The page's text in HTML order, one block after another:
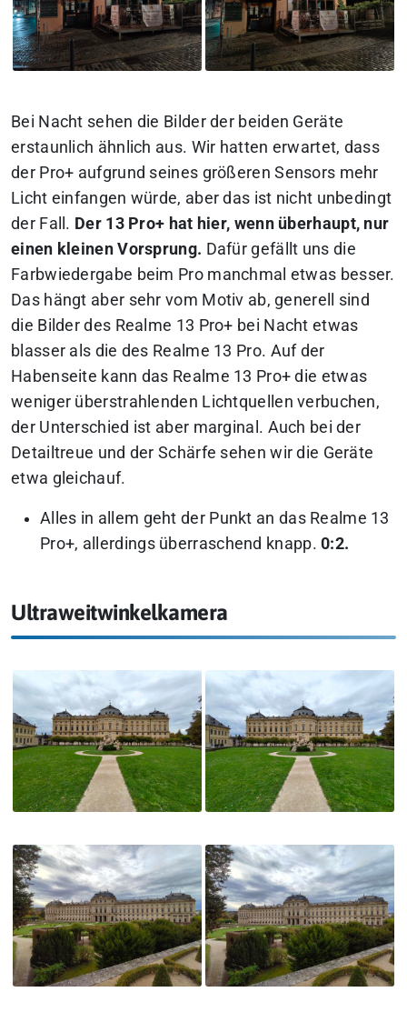
Bei Nacht sehen die Bilder der beiden Geräte
erstaunlich ähnlich aus. Wir hatten erwartet, dass
der Pro+ aufgrund seines größeren Sensors mehr
Licht einfangen würde, aber das ist nicht unbedingt
der Fall. Der 13 Pro+ hat hier, wenn überhaupt, nur
einen kleinen Vorsprung. Dafür gefällt uns die
Farbwiedergabe beim Pro manchmal etwas besser.
Das hängt aber sehr vom Motiv ab, generell sind
die Bilder des Realme 13 Pro+ bei Nacht etwas
blasser als die des Realme 13 Pro. Auf der
Habenseite kann das Realme 13 Pro+ die etwas
weniger überstrahlenden Lichtquellen verbuchen,
der Unterschied ist aber marginal. Auch bei der
Detailtreue und der Schärfe sehen wir die Geräte
etwa gleichauf.
Alles in allem geht der Punkt an das Realme 13
Pro+, allerdings überraschend knapp.0:2.
Ultraweitwinkelkamera